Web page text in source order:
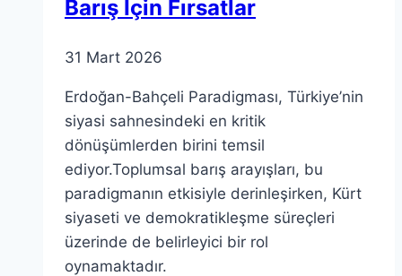
Barış İçin Fırsatlar
31 Mart 2026
Erdoğan-Bahçeli Paradigması, Türkiye’nin
siyasi sahnesindeki en kritik
dönüşümlerden birini temsil
ediyor.Toplumsal barış arayışları, bu
paradigmanın etkisiyle derinleşirken, Kürt
siyaseti ve demokratikleşme süreçleri
üzerinde de belirleyici bir rol
oynamaktadır.